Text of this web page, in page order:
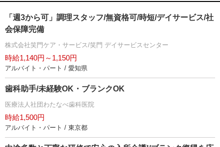
「週3から可」調理スタッフ/無資格可/時短/デイサービス/社
会保障完備
株式会社笑門ケア・サービス/笑門 デイサービスセンター
時給1,140円～1,150円
アルバイト・パート / 愛知県
歯科助手/未経験OK・ブランクOK
医療法人社団わたなべ歯科医院
時給1,500円
アルバイト・パート / 東京都